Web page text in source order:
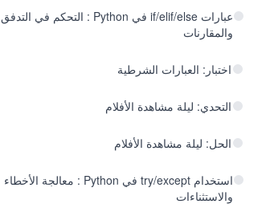
عبارات if/elif/else في Python : التحكم في التدفق
والمقارنات
اختبار: العبارات الشرطية
التحدي: ليلة مشاهدة الأفلام
الحل: ليلة مشاهدة الأفلام
استخدام try/except في Python : معالجة الأخطاء
والاستثناءات